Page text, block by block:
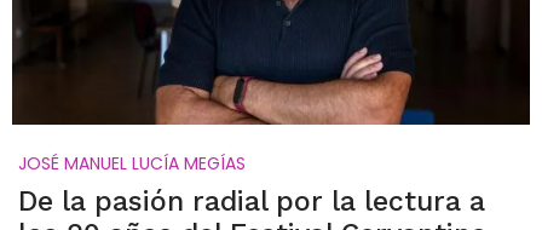
JOSÉ MANUEL LUCÍA MEGÍAS
De la pasión radial por la lectura a